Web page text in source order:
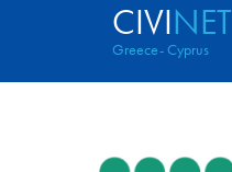
CIVINET
Greece- Cyprus